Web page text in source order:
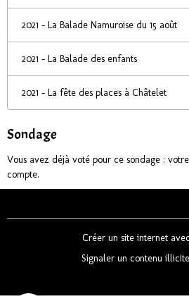
2021 - La Balade Namuroise du 15 août
2021 - La Balade des enfants
2021 - La fête des places à Châtelet
Sondage
Vous avez déjà voté pour ce sondage :
compte.
Créer un site internet
Signaler un contenu